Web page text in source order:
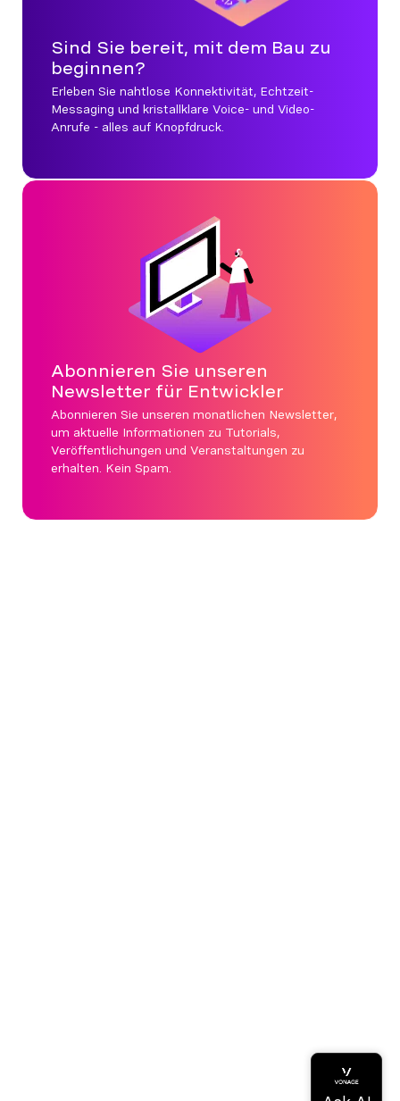
Sind Sie bereit, mit dem Bau zu
beginnen?
Erleben Sie nahtlose Konnektivität, Echtzeit-
Messaging und kristallklare Voice- und Video-
Anrufe - alles auf Knopfdruck.
Abonnieren Sie unseren
Newsletter für Entwickler
Abonnieren Sie unseren monatlichen Newsletter,
um aktuelle Informationen zu Tutorials,
Veröffentlichungen und Veranstaltungen zu
erhalten. Kein Spam.